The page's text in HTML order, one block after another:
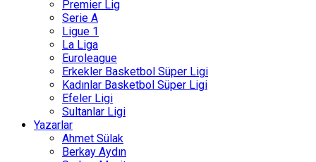
Premier Lig
Serie A
Ligue 1
La Liga
Euroleague
Erkekler Basketbol Süper Ligi
Kadınlar Basketbol Süper Ligi
Efeler Ligi
Sultanlar Ligi
Yazarlar
Ahmet Sülak
Berkay Aydın